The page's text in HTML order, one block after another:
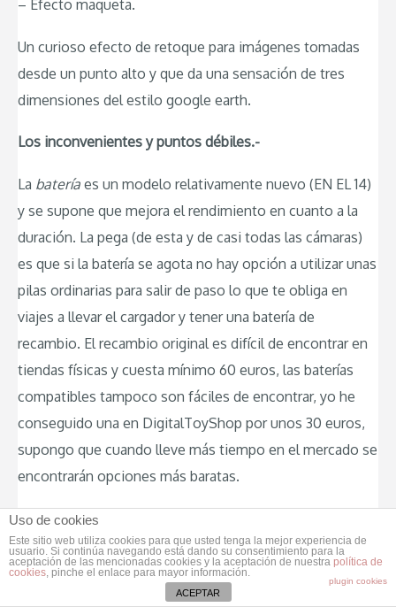
– Efecto maqueta.
Un curioso efecto de retoque para imágenes tomadas
desde un punto alto y que da una sensación de tres
dimensiones del estilo google earth.
Los inconvenientes y puntos débiles.-
La batería es un modelo relativamente nuevo (EN EL 14)
y se supone que mejora el rendimiento en cuanto a la
duración. La pega (de esta y de casi todas las cámaras)
es que si la batería se agota no hay opción a utilizar unas
pilas ordinarias para salir de paso lo que te obliga en
viajes a llevar el cargador y tener una batería de
recambio. El recambio original es difícil de encontrar en
tiendas físicas y cuesta mínimo 60 euros, las baterías
compatibles tampoco son fáciles de encontrar, yo he
conseguido una en DigitalToyShop por unos 30 euros,
supongo que cuando lleve más tiempo en el mercado se
encontrarán opciones más baratas.
Yo he notado que en ocasiones, sin ninguna razón
aparente, la cámara falla en enfocar y no permite
disparar. En estos casos hay que levantar el dedo del
disparador y volver a intentar enfocar lo que puede
Uso de cookies
Este sitio web utiliza cookies para que usted tenga la mejor experiencia de
usuario. Si continúa navegando está dando su consentimiento para la
aceptación de las mencionadas cookies y la aceptación de nuestra política de
cookies, pinche el enlace para mayor información.
plugin cookies
ACEPTAR